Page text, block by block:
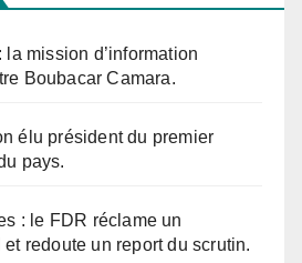
mission d’information
Boubacar Camara.
élu président du premier
pays.
: le FDR réclame un
redoute un report du scrutin.